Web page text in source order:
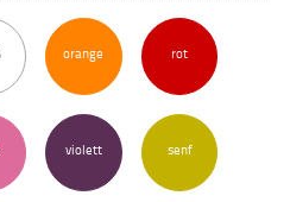
orange rot
violett senf